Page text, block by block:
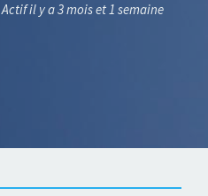
Actif il y a 3 mois et 1 semaine